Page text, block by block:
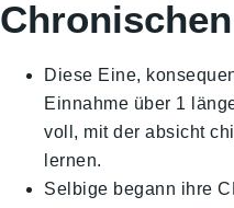
Diese Eine,
Einnahme über 1
voll, mit der absicht
lernen.
Selbige begann ihre